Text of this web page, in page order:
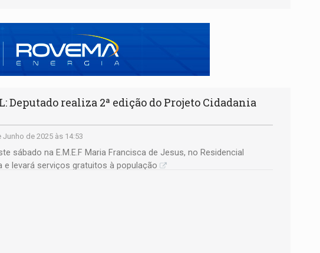
Deputado realiza 2ª edição do Projeto Cidadania
Junho de 2025 às 14:53
sábado na E.M.E.F Maria Francisca de Jesus, no Residencial
e levará serviços gratuitos à população